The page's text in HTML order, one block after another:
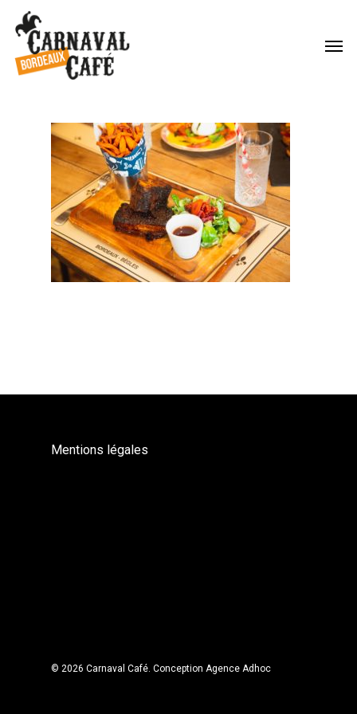
Mentions légales
© 2026 Carnaval Café. Conception Agence Adhoc